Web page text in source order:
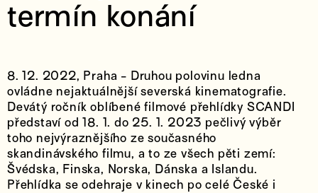
termín konání
8. 12. 2022, Praha - Druhou polovinu ledna
ovládne nejaktuálnější severská kinematografie.
Devátý ročník oblíbené filmové přehlídky SCANDI
představí od 18. 1. do 25. 1. 2023 pečlivý výběr
toho nejvýraznějšího ze současného
skandinávského filmu, a to ze všech pěti zemí:
Švédska, Finska, Norska, Dánska a Islandu.
Přehlídka se odehraje v kinech po celé České i